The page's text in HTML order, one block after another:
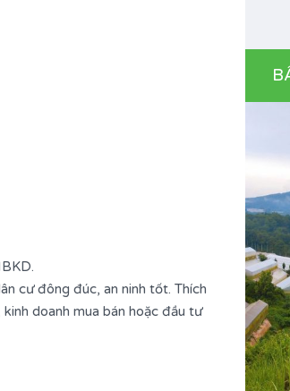
cư đông đúc, an ninh tốt. Thích
doanh mua bán hoặc đầu tư